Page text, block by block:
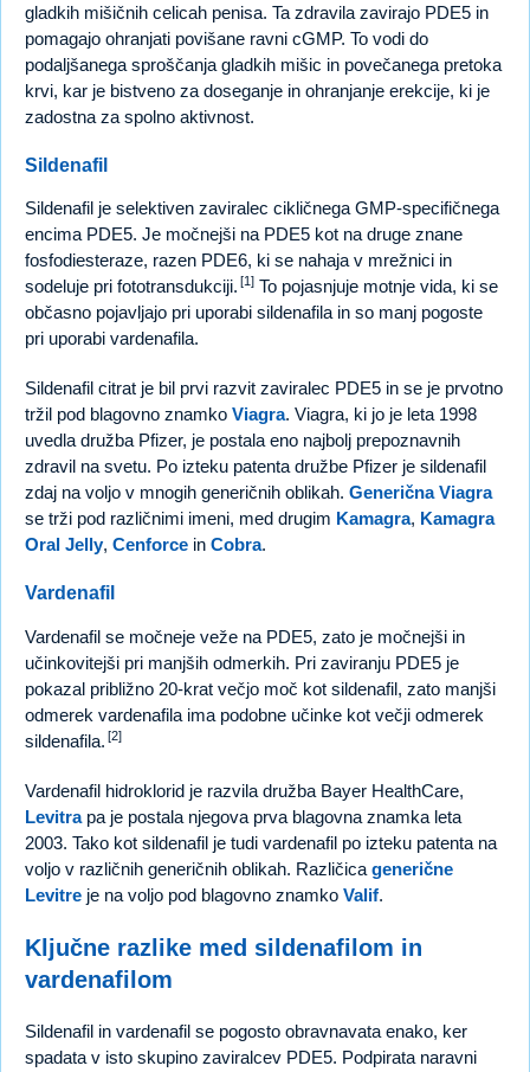
gladkih mišičnih celicah penisa. Ta zdravila zavirajo PDE5 in
pomagajo ohranjati povišane ravni cGMP. To vodi do
podaljšanega sproščanja gladkih mišic in povečanega pretoka
krvi, kar je bistveno za doseganje in ohranjanje erekcije, ki je
zadostna za spolno aktivnost.
Sildenafil
Sildenafil je selektiven zaviralec cikličnega GMP-specifičnega
encima PDE5. Je močnejši na PDE5 kot na druge znane
fosfodiesteraze, razen PDE6, ki se nahaja v mrežnici in
sodeluje pri fototransdukciji. [1] To pojasnjuje motnje vida, ki se
občasno pojavljajo pri uporabi sildenafila in so manj pogoste
pri uporabi vardenafila.
Sildenafil citrat je bil prvi razvit zaviralec PDE5 in se je prvotno
tržil pod blagovno znamko Viagra. Viagra, ki jo je leta 1998
uvedla družba Pfizer, je postala eno najbolj prepoznavnih
zdravil na svetu. Po izteku patenta družbe Pfizer je sildenafil
zdaj na voljo v mnogih generičnih oblikah. Generična Viagra
se trži pod različnimi imeni, med drugim Kamagra, Kamagra
Oral Jelly, Cenforce in Cobra.
Vardenafil
Vardenafil se močneje veže na PDE5, zato je močnejši in
učinkovitejši pri manjših odmerkih. Pri zaviranju PDE5 je
pokazal približno 20-krat večjo moč kot sildenafil, zato manjši
odmerek vardenafila ima podobne učinke kot večji odmerek
sildenafila. [2]
Vardenafil hidroklorid je razvila družba Bayer HealthCare,
Levitrapa je postala njegova prva blagovna znamka leta
2003. Tako kot sildenafil je tudi vardenafil po izteku patenta na
voljo v različnih generičnih oblikah. Različica generične
Levitre je na voljo pod blagovno znamko Valif.
Ključne razlike med sildenafilom in
vardenafilom
Sildenafil in vardenafil se pogosto obravnavata enako, ker
spadata v isto skupino zaviralcev PDE5. Podpirata naravni